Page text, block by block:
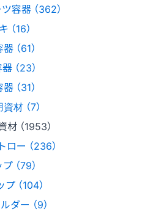
容器 （362）
（16）
（61）
（23）
（31）
材 （7）
（1953）
ロー （236）
（79）
（104）
ダー （9）